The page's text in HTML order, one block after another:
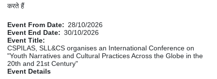
करते हैं
Event From Date
28/10/2026
Event End Date
30/10/2026
Event Title
CSPILAS, SLL&CS organises an International Conference on
"Youth Narratives and Cultural Practices Across the Globe in the
20th and 21st Century"
Event Details